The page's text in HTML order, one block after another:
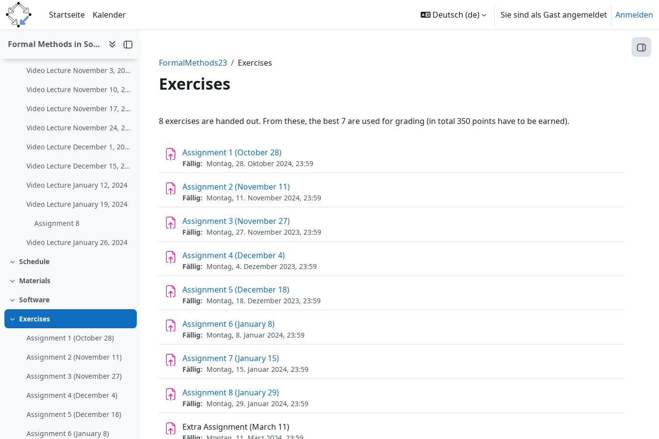
Zum Hauptinhalt
Startseite
Kalender Deutsch ‎(de)‎ Sie sind als Gast angemeldet Anmelden
Formal Methods in Software Development (WS 2023/24)
Video Lecture October 13, 2023
Video Lecture October 20, 2023
Video Lecture October 27, 2023
Video Lecture November 3, 2023
Video Lecture November 10, 2023
Video Lecture November 17, 2023
Video Lecture November 24, 2023
Video Lecture December 1, 2023
Video Lecture December 15, 2023
Video Lecture January 12, 2024
Video Lecture January 19, 2024
Assignment 8
Video Lecture January 26, 2024
Einklappen
Schedule
Einklappen
Materials
Einklappen
Software
Einklappen
Exercises
Assignment 1 (October 28)
Assignment 2 (November 11)
Assignment 3 (November 27)
Assignment 4 (December 4)
Assignment 5 (December 18)
Assignment 6 (January 8)
FormalMethods23
Exercises
Exercises
Abschnittsübersicht
8 exercises are handed out. From these, the best 7 are used for grading (in total 350 points have to be earned).
Assignment 1 (October 28)Aufgabe
Fällig: Montag, 28. Oktober 2024, 23:59
Assignment 2 (November 11)Aufgabe
Fällig: Montag, 11. November 2024, 23:59
Assignment 3 (November 27)Aufgabe
Fällig: Montag, 27. November 2023, 23:59
Assignment 4 (December 4)Aufgabe
Fällig: Montag, 4. Dezember 2023, 23:59
Assignment 5 (December 18)Aufgabe
Fällig: Montag, 18. Dezember 2023, 23:59
Assignment 6 (January 8)Aufgabe
Fällig: Montag, 8. Januar 2024, 23:59
Assignment 7 (January 15)Aufgabe
Fällig: Montag, 15. Januar 2024, 23:59
Assignment 8 (January 29)Aufgabe
Fällig: Montag, 29. Januar 2024, 23:59
Extra Assignment (March 11)Aufgabe